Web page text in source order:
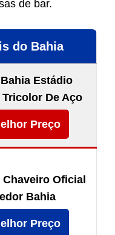
de bar.
do Bahia
Estádio
De Aço
Preço
Chaveiro Oficial
Bahia
Preço